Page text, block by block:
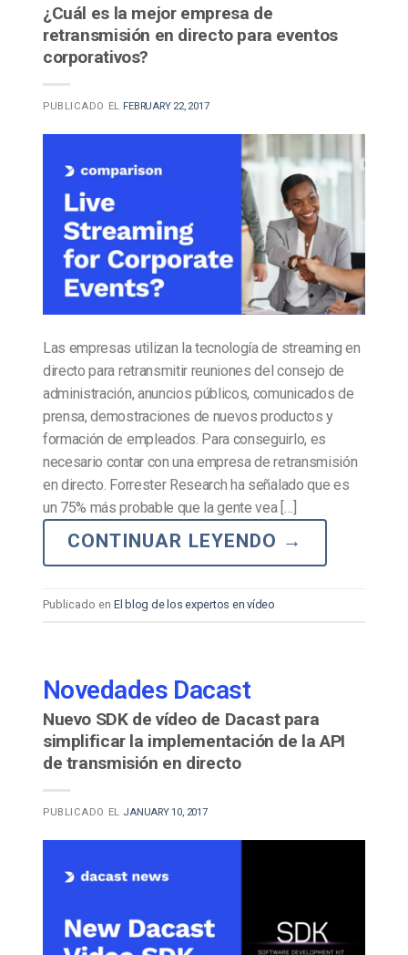
¿Cuál es la mejor empresa de
retransmisión en directo para eventos
corporativos?
PUBLICADO EL FEBRUARY 22, 2017
Las empresas utilizan la tecnología de streaming en
directo para retransmitir reuniones del consejo de
administración, anuncios públicos, comunicados de
prensa, demostraciones de nuevos productos y
formación de empleados. Para conseguirlo, es
necesario contar con una empresa de retransmisión
en directo. Forrester Research ha señalado que es
un 75% más probable que la gente vea […]
CONTINUAR LEYENDO →
Publicado en El blog de los expertos en vídeo
Novedades Dacast
Nuevo SDK de vídeo de Dacast para
simplificar la implementación de la API
de transmisión en directo
PUBLICADO EL JANUARY 10, 2017